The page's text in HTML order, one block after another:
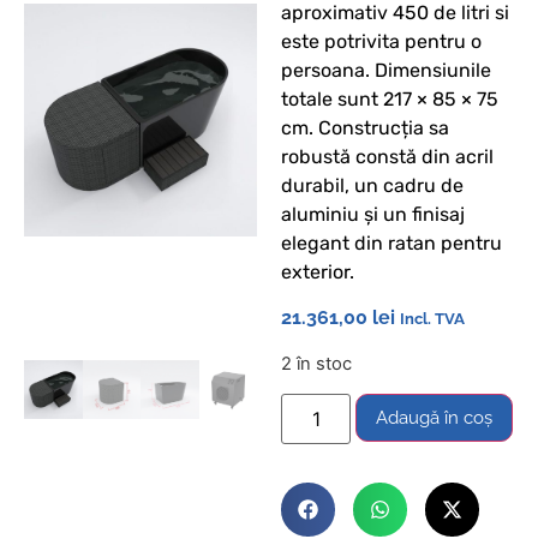
aproximativ 450 de litri si
este potrivita pentru o
persoana. Dimensiunile
totale sunt 217 × 85 × 75
cm. Construcția sa
robustă constă din acril
durabil, un cadru de
aluminiu și un finisaj
elegant din ratan pentru
exterior.
21.361,00 lei Incl. TVA
2 în stoc
Adaugă în coș